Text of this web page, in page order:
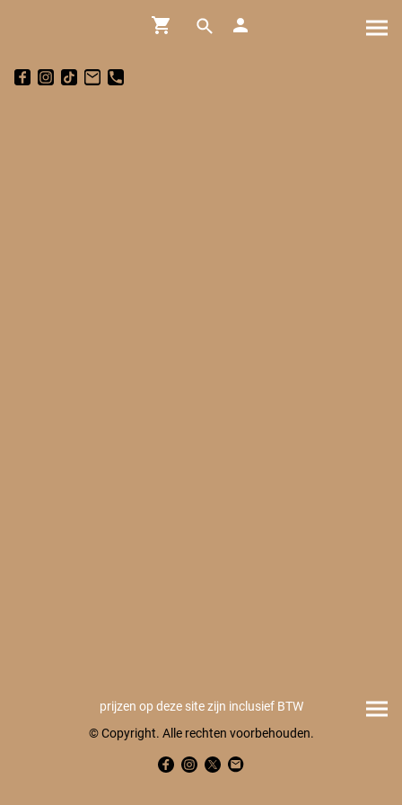
prijzen op deze site zijn inclusief BTW
© Copyright. Alle rechten voorbehouden.